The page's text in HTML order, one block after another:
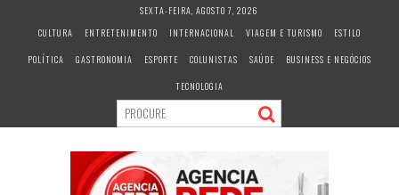
c
SEXTA-FEIRA, AGOSTO 7, 2026
CULTURA
ENTRETENIMENTO INTERNACIONAL VIAGEM E TURISMO
ESTILO
POLÍTICA
GASTRONOMIA ESPORTE COLUNISTAS SAÚDE
BUSINESS E NEGÓCIOS
TECNOLOGIA